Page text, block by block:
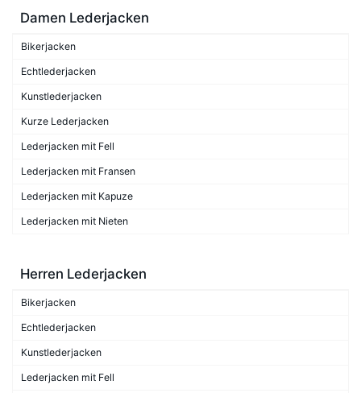
Damen Lederjacken
Bikerjacken
Echtlederjacken
Kunstlederjacken
Kurze Lederjacken
Lederjacken mit Fell
Lederjacken mit Fransen
Lederjacken mit Kapuze
Lederjacken mit Nieten
Herren Lederjacken
Bikerjacken
Echtlederjacken
Kunstlederjacken
Lederjacken mit Fell